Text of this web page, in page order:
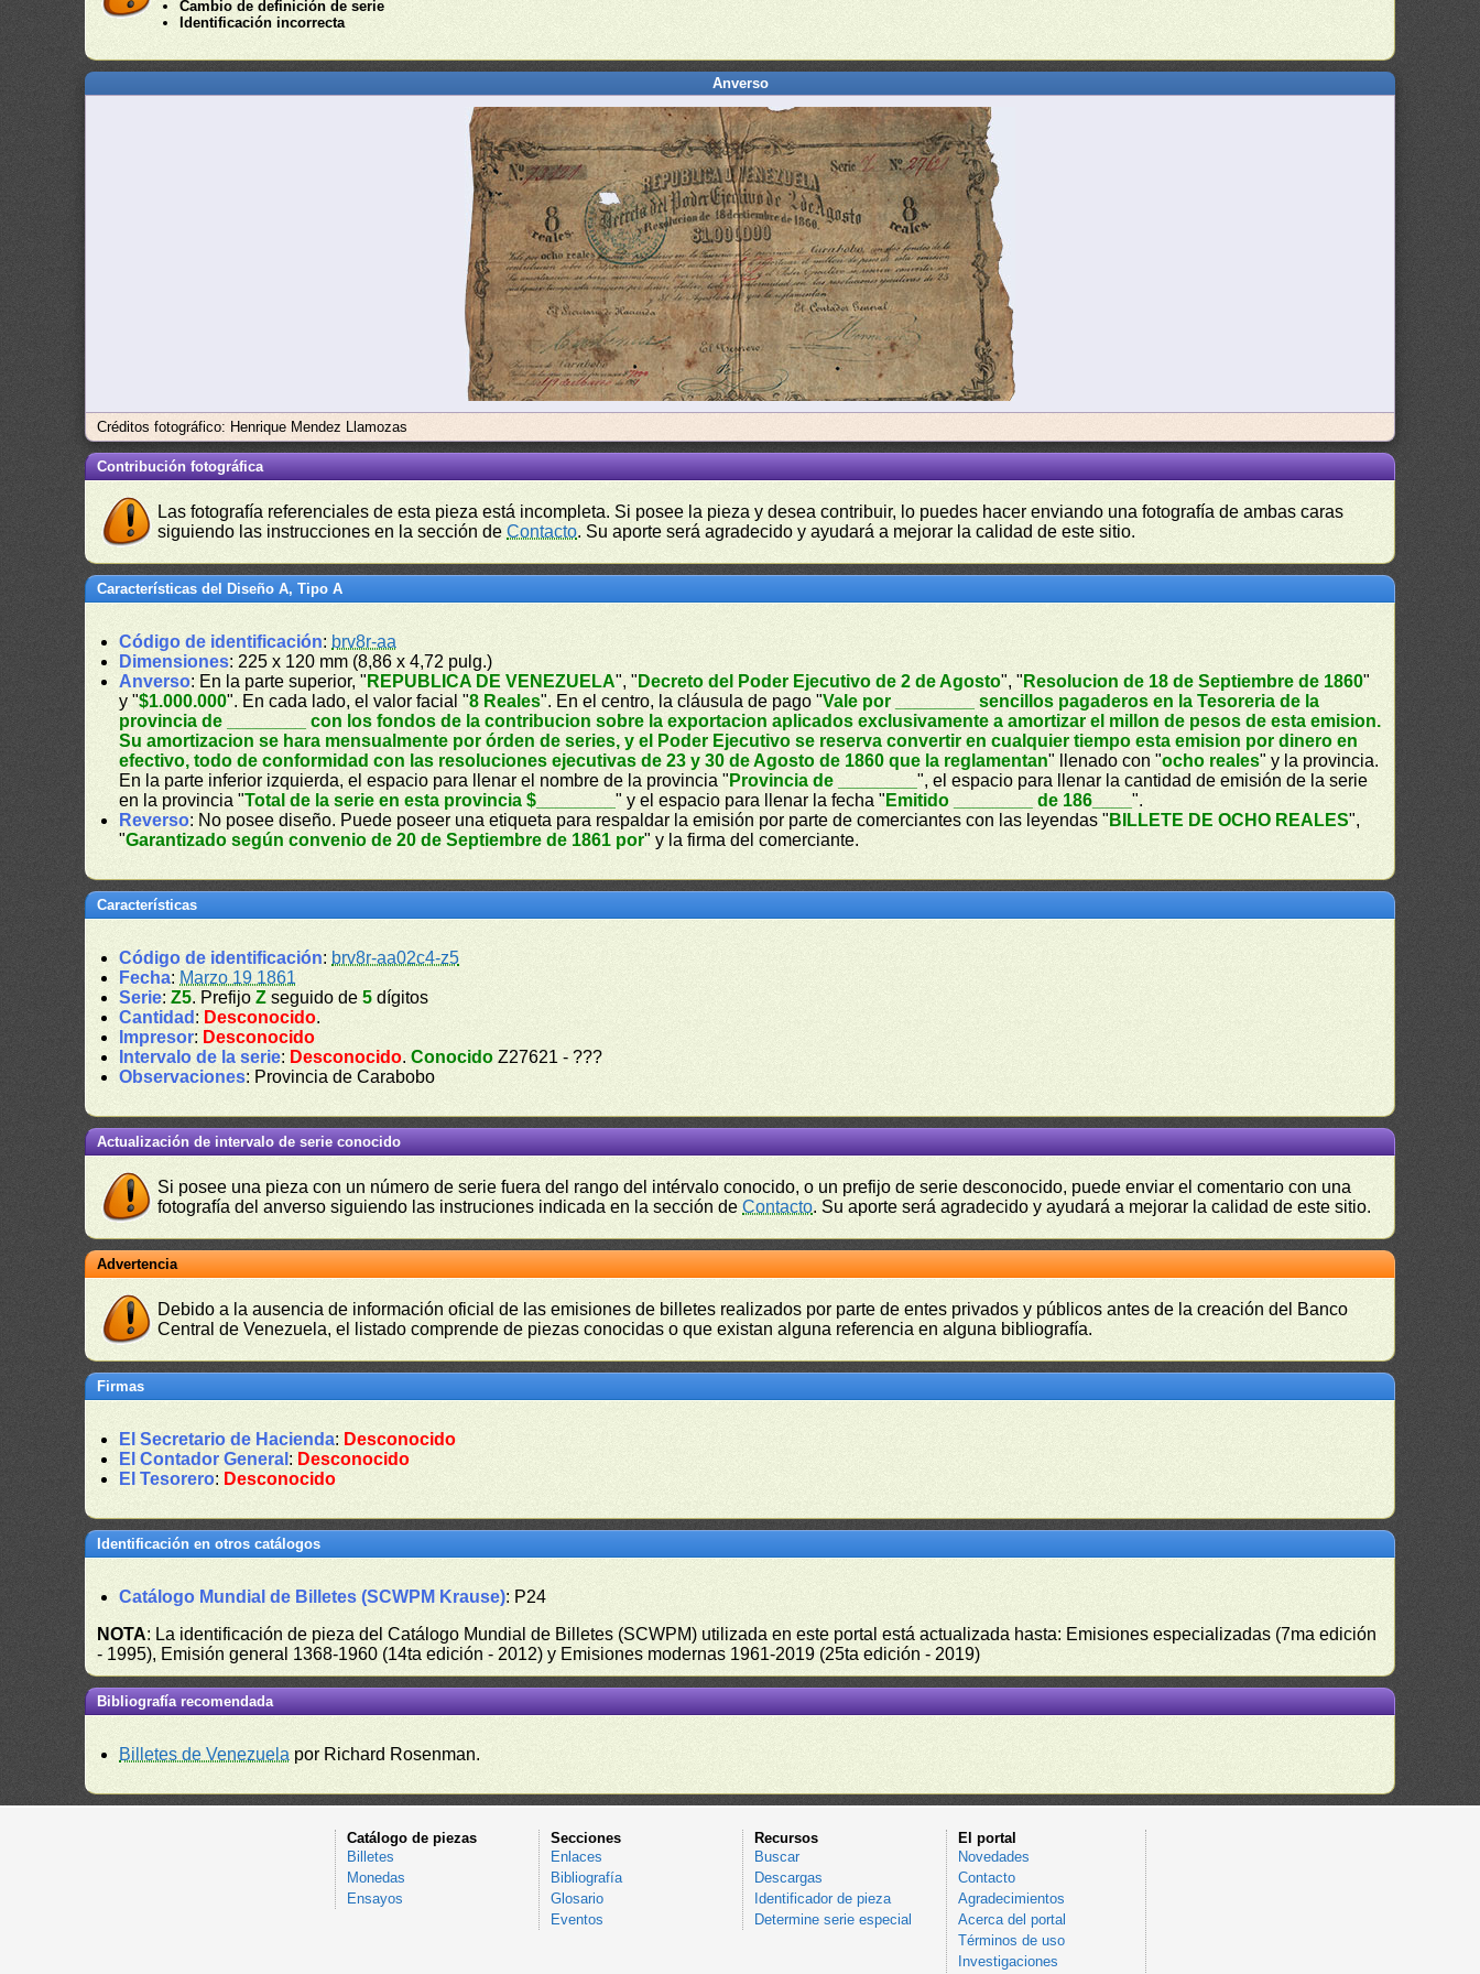
Cambio de definición de serie
Identificación incorrecta
Anverso
Créditos fotográfico: Henrique Mendez Llamozas
Contribución fotográfica
Las fotografía referenciales de esta pieza está incompleta. Si posee la pieza y desea contribuir, lo puedes hacer enviando una fotografía de ambas caras
siguiendo las instrucciones en la sección deContacto. Su aporte será agradecido y ayudará a mejorar la calidad de este sitio.
Características del Diseño A, Tipo A
Código de identificación: brv8r-aa
Dimensiones: 225 x 120 mm (8,86 x 4,72 pulg.)
Anverso: En la parte superior, " REPUBLICA DE VENEZUELA", " Decreto del Poder Ejecutivo de 2 de Agosto", " Resolucion de 18 de Septiembre de 1860"
y "$1.000.000". En cada lado, el valor facial "8 Reales". En el centro, la cláusula de pago "Vale por ________ sencillos pagaderos en la Tesoreria de la
provincia de ________ con los fondos de la contribucion sobre la exportacion aplicados exclusivamente a amortizar el millon de pesos de esta emision.
Su amortizacion se hara mensualmente por órden de series, y el Poder Ejecutivo se reserva convertir en cualquier tiempo esta emision por dinero en
efectivo, todo de conformidad con las resoluciones ejecutivas de 23 y 30 de Agosto de 1860 que la reglamentan" llenado con "ocho reales" y la provincia.
En la parte inferior izquierda, el espacio para llenar el nombre de la provincia " Provincia de ________", el espacio para llenar la cantidad de emisión de la serie
en la provincia "Total de la serie en esta provincia $________" y el espacio para llenar la fecha " Emitido ________ de 186____".
Reverso: No posee diseño. Puede poseer una etiqueta para respaldar la emisión por parte de comerciantes con las leyendas " BILLETE DE OCHO REALES",
"Garantizado según convenio de 20 de Septiembre de 1861 por" y la firma del comerciante.
Características
Código de identificación: brv8r-aa02c4-z5
Fecha: Marzo 19 1861
Serie:Z5. PrefijoZ seguido de5 dígitos
Cantidad : Desconocido.
Impresor: Desconocido
Intervalo de la serie: Desconocido.Conocido Z27621 - ???
Observaciones: Provincia de Carabobo
Actualización de intervalo de serie conocido
Si posee una pieza con un número de serie fuera del rango del intérvalo conocido, o un prefijo de serie desconocido, puede enviar el comentario con una
fotografía del anverso siguiendo las instruciones indicada en la sección deContacto. Su aporte será agradecido y ayudará a mejorar la calidad de este sitio.
Advertencia
Debido a la ausencia de información oficial de las emisiones de billetes realizados por parte de entes privados y públicos antes de la creación del Banco
Central de Venezuela, el listado comprende de piezas conocidas o que existan alguna referencia en alguna bibliografía.
Firmas
El Secretario de Hacienda: Desconocido
El Contador General : Desconocido
El Tesorero: Desconocido
Identificación en otros catálogos
Catálogo Mundial de Billetes (SCWPM Krause): P24
NOTA: La identificación de pieza del Catálogo Mundial de Billetes (SCWPM) utilizada en este portal está actualizada hasta: Emisiones especializadas (7ma edición
- 1995), Emisión general 1368-1960 (14ta edición - 2012) y Emisiones modernas 1961-2019 (25ta edición - 2019)
Bibliografía recomendada
Billetes de Venezuela por Richard Rosenman.
Catálogo de piezas
Billetes
Monedas
Ensayos
Secciones
Enlaces
Bibliografía
Glosario
Eventos
Recursos
Buscar
Descargas
Identificador de pieza
Determine serie especial
El portal
Novedades
Contacto
Agradecimientos
Acerca del portal
Términos de uso
Investigaciones